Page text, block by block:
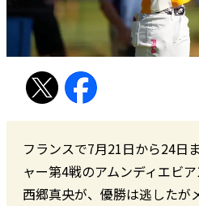
フランスで7月21日から24日
ャー第4戦のアムンディエビ
西郷真央が、優勝は逃したが